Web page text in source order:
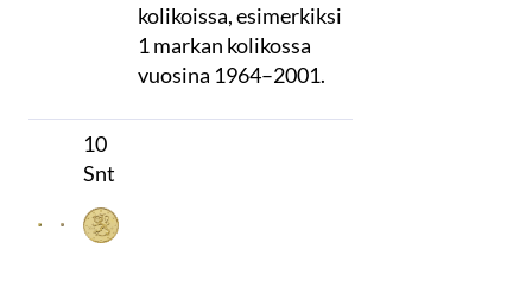
kolikoissa, esimerkiksi
1 markan kolikossa
vuosina 1964–2001.
10
Snt